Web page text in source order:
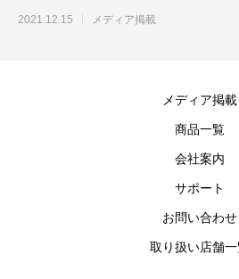
2021.12.15 メディア掲載
メディア掲載
商品一覧
会社案内
サポート
お問い合わせ
取り扱い店舗